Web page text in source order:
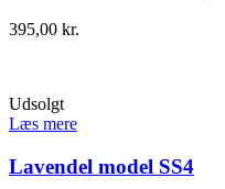
395,00 kr.
Udsolgt
Læs mere
Lavendel model SS4